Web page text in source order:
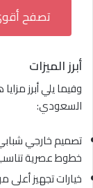
تصفح
أبرز الميزات
السعودي:
تصميم خارجي
خطوط عصرية
خيارات تجهيز أعلى